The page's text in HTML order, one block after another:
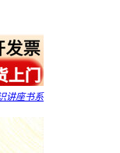
讲座书系